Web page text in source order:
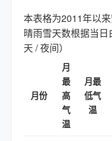
本表格为2011年以
晴雨雪天数根据当
天 / 夜间）
月份
月
最
高
气
温
月最
低气
温